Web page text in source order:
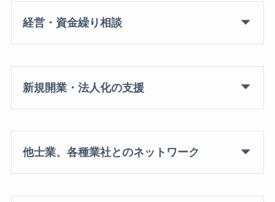
経営・資金繰り相談
新規開業・法人化の支援
他士業、各種業社とのネットワーク